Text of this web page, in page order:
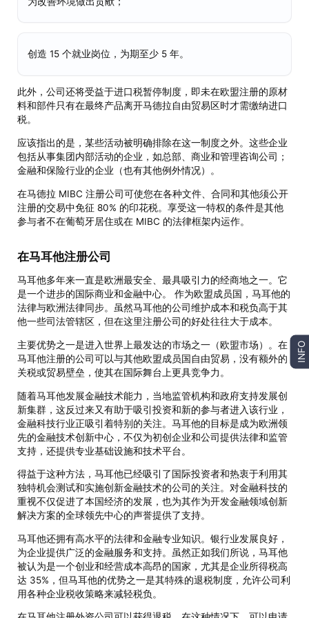
创造 15 个就业岗位，为期至少 5 年。
此外，公司还将受益于进口税暂停制度，即未在欧盟注册的原材
料和部件只有在最终产品离开马德拉自由贸易区时才需缴纳进口
税。
应该指出的是，某些活动被明确排除在这一制度之外。这些企业
包括从事集团内部活动的企业，如总部、商业和管理咨询公司；
金融和保险行业的企业（也有其他例外情况）。
在马德拉 MIBC 注册公司可使您在各种文件、合同和其他须公开
注册的交易中免征 80% 的印花税。享受这一特权的条件是其他
参与者不在葡萄牙居住或在 MIBC 的法律框架内运作。
在马耳他注册公司
马耳他多年来一直是欧洲最安全、最具吸引力的经商地之一。它
是一个进步的国际商业和金融中心。 作为欧盟成员国，马耳他的
法律与欧洲法律同步。虽然马耳他的公司维护成本和税负高于其
他一些司法管辖区，但在这里注册公司的好处往往大于成本。
主要优势之一是进入世界上最发达的市场之一（欧盟市场）。在
马耳他注册的公司可以与其他欧盟成员国自由贸易，没有额外的
关税或贸易壁垒，使其在国际舞台上更具竞争力。
随着马耳他发展金融技术能力，当地监管机构和政府支持发展创
新集群，这反过来又有助于吸引投资和新的参与者进入该行业，
金融科技行业正吸引着特别的关注。马耳他的目标是成为欧洲领
先的金融技术创新中心，不仅为初创企业和公司提供法律和监管
支持，还提供专业基础设施和技术平台。
得益于这种方法，马耳他已经吸引了国际投资者和热衷于利用其
独特机会测试和实施创新金融技术的公司的关注。对金融科技的
重视不仅促进了本国经济的发展，也为其作为开发金融领域创新
解决方案的全球领先中心的声誉提供了支持。
马耳他还拥有高水平的法律和金融专业知识。银行业发展良好，
为企业提供广泛的金融服务和支持。虽然正如我们所说，马耳他
被认为是一个创业和经营成本高昂的国家，尤其是企业所得税高
达 35%，但马耳他的优势之一是其特殊的退税制度，允许公司利
用各种企业税收策略来减轻税负。
INFO